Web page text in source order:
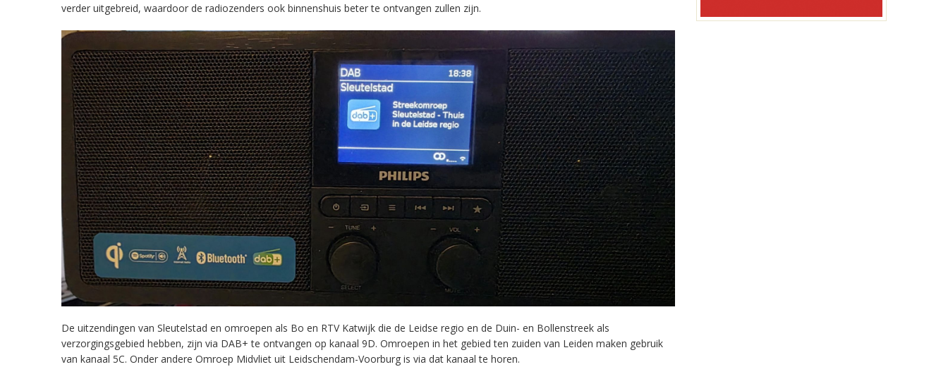
verder uitgebreid, waardoor de radiozenders ook binnenshuis beter te ontvangen zullen zijn.
De uitzendingen van Sleutelstad en omroepen als Bo en RTV Katwijk die de Leidse regio en de Duin- en Bollenstreek als
verzorgingsgebied hebben, zijn via DAB+ te ontvangen op kanaal 9D. Omroepen in het gebied ten zuiden van Leiden maken gebruik
van kanaal 5C. Onder andere Omroep Midvliet uit Leidschendam-Voorburg is via dat kanaal te horen.